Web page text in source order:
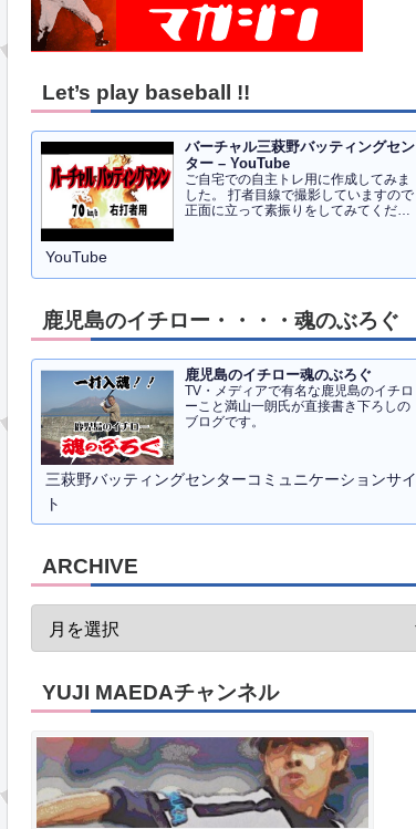
Let’s play baseball !!
バーチャル三萩野バッティングセン
ター – YouTube
ご自宅での自主トレ用に作成してみま
した。 打者目線で撮影していますので
正面に立って素振りをしてみてくださ
YouTube
鹿児島のイチロー・・・・魂のぶろぐ
鹿児島のイチロー魂のぶろぐ
TV・メディアで有名な鹿児島のイチロ
ーこと満山一朗氏が直接書き下ろしの
ブログです。
三萩野バッティングセンターコミュニケーションサイ
ト
ARCHIVE
YUJI MAEDAチャンネル